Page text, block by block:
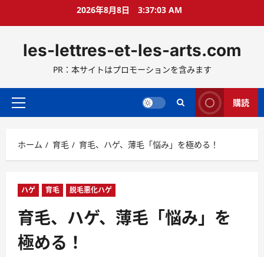
ス
ッ
2026年8月8日 3:37:05 AM
les-lettres-et-les-arts.com
PR：本サイトはプロモーションを含みます
メ
メ
ニ
ー
購読
ホーム 育毛 育毛、ハゲ、薄毛「悩み」を極める！
ハゲ 育毛 脱毛悪化ハゲ
育毛、ハゲ、薄毛「悩み」を
極める！